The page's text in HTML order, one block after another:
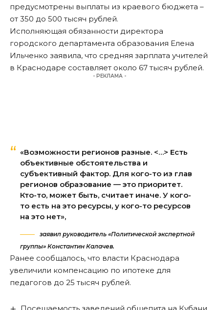
предусмотрены выплаты из краевого бюджета –
от 350 до 500 тысяч рублей.
Исполняющая обязанности директора
городского департамента образования Елена
Ильченко заявила, что средняя зарплата учителей
в Краснодаре составляет около 67 тысяч рублей.
- РЕКЛАМА -
«Возможности регионов разные. <…> Есть
объективные обстоятельства и
субъективный фактор. Для кого-то из глав
регионов образование — это приоритет.
Кто-то, может быть, считает иначе. У кого-
то есть на это ресурсы, у кого-то ресурсов
на это нет»,
заявил руководитель «Политической экспертной
группы» Константин Калачев.
Ранее сообщалось, что власти Краснодара
увеличили компенсацию по ипотеке для
педагогов до 25 тысяч рублей.